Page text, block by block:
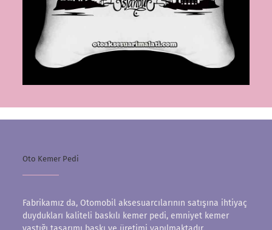
Oto Kemer Pedi
Fabrikamız da, Otomobil aksesuarcılarının satışına ihtiyaç
duydukları kaliteli baskılı kemer pedi, emniyet kemer